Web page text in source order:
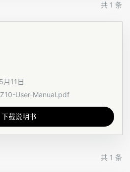
共 1 条
月11日
User-Manual.pdf
下载说明书
共 1 条